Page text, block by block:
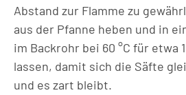
Abstand zur Flamme zu
aus der Pfanne heben und in
im Backrohr bei 60 °C für etwa
lassen, damit sich die Säfte
und es zart bleibt.